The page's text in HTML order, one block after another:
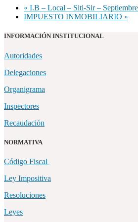
« I.B – Local – Siti-Sir –
IMPUESTO INMOBILIARIO »
INFORMACIÓN INSTITUCIONAL
Autoridades
Delegaciones
Organigrama
Inspectores
Recaudación
NORMATIVA
Código Fiscal
Ley Impositiva
Resoluciones
Leyes